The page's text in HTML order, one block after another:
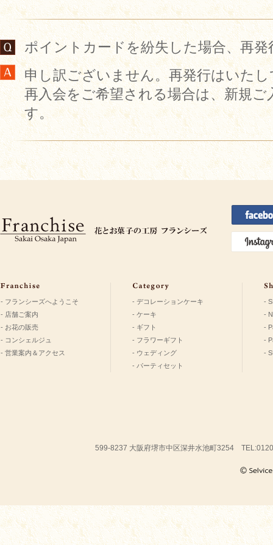
ポイントカードを紛失した場合、再
申し訳ございません。再発行はいた
再入会をご希望される場合は、新規
す。
- フランシーズへようこそ
- 店舗ご案内
- お花の販売
- コンシェルジュ
- 営業案内＆アクセス
- デコレーションケーキ
- ケーキ
- ギフト
- フラワーギフト
- ウェディング
- パーティセット
-
-
-
-
-
599-8237 大阪府堺市中区深井水池町3254